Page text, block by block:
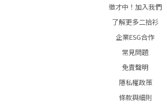
徵才中！加入我們
了解更多二拾衫
企業ESG合作
常見問題
免責聲明
隱私權政策
條款與細則